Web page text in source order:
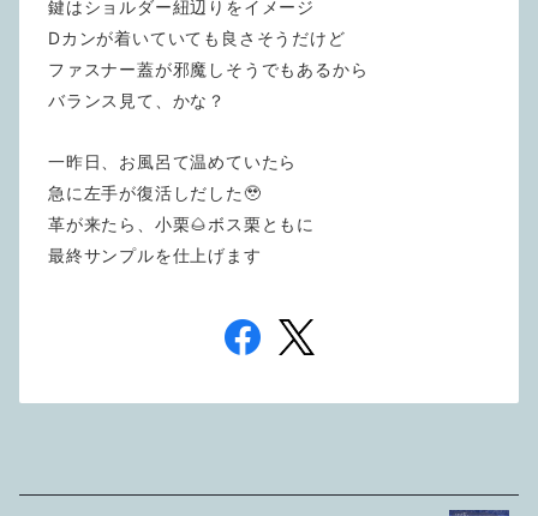
鍵はショルダー紐辺りをイメージ
Dカンが着いていても良さそうだけど
ファスナー蓋が邪魔しそうでもあるから
バランス見て、かな？
一昨日、お風呂て温めていたら
急に左手が復活しだした🥹
革が来たら、小栗🌰ボス栗ともに
最終サンプルを仕上げます